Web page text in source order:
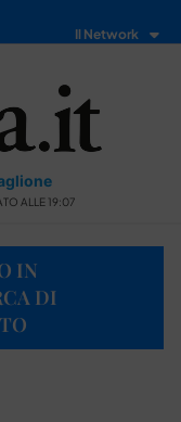
Il Network
ALLE 19:07
IN
DI